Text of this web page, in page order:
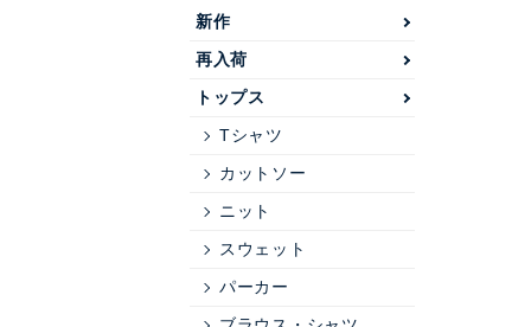
新作
再入荷
トップス
Tシャツ
カットソー
ニット
スウェット
パーカー